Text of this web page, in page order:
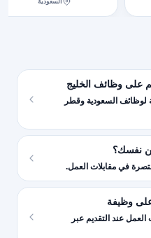
السعودية
لوظائف السعودية وقطر
نفسك؟
في مقابلات العمل.
وظيفة
عند التقديم عبر